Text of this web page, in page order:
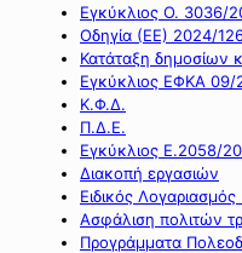
Εγκύκλιος Ο. 3036/
Οδηγία (ΕΕ) 2024/
Κατάταξη δημοσίων
Εγκύκλιος ΕΦΚΑ 09/
Κ.Φ.Δ.
Π.Δ.Ε.
Εγκύκλιος Ε.2058/
Διακοπή εργασιών
Ειδικός
Ασφάλιση πολιτών
Προγράμματα